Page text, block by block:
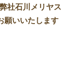
社石川メリヤス
願いいたします